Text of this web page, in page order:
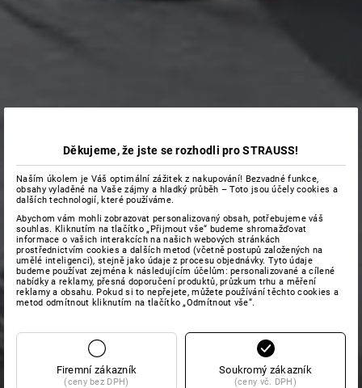
Děkujeme, že jste se rozhodli pro STRAUSS!
Naším úkolem je Váš optimální zážitek z nakupování! Bezvadné funkce,
obsahy vyladěné na Vaše zájmy a hladký průběh – Toto jsou účely cookies a
dalších technologií, které používáme.
Abychom vám mohli zobrazovat personalizovaný obsah, potřebujeme váš
souhlas. Kliknutím na tlačítko „Přijmout vše“ budeme shromažďovat
informace o vašich interakcích na našich webových stránkách
prostřednictvím cookies a dalších metod (včetně postupů založených na
umělé inteligenci), stejně jako údaje z procesu objednávky. Tyto údaje
budeme používat zejména k následujícím účelům: personalizované a cílené
nabídky a reklamy, přesná doporučení produktů, průzkum trhu a měření
reklamy a obsahu. Pokud si to nepřejete, můžete používání těchto cookies a
metod odmítnout kliknutím na tlačítko „Odmítnout vše“.
Firemní zákazník
(ceny bez DPH)
Soukromý zákazník
(ceny vč. DPH)